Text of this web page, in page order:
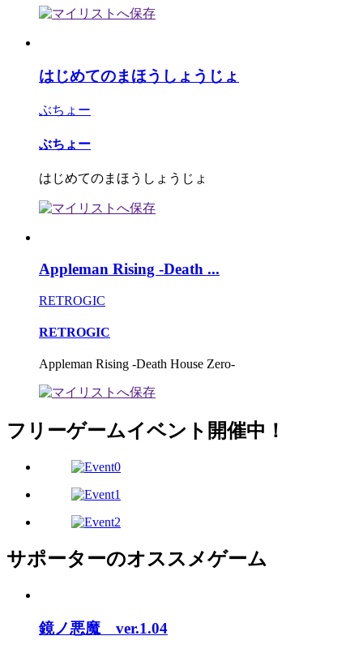
はじめてのまほうしょうじょ
ぶちょー
ぶちょー
はじめてのまほうしょうじょ
Appleman Rising -Death ...
RETROGIC
RETROGIC
Appleman Rising -Death House Zero-
フリーゲームイベント開催中！
サポーターのオススメゲーム
鏡ノ悪魔 ver.1.04